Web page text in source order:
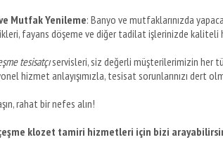
Mutfak Yenileme: Banyo ve mutfaklarınızda
fayans döşeme ve diğer tadilat işlerinizde
tesisatçıservisleri, siz değerli müşterilerimizin her
hizmet anlayışımızla, tesisat sorunlarınızı dert
rahat bir nefes alın!
klozet tamiri hizmetleri için bizi